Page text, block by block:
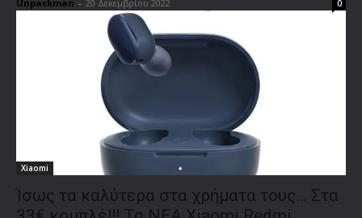
Unpackman - 20 Δεκεμβρίου 2022 0
Xiaomi
Ίσως τα καλύτερα στα χρήματα τους… Στα